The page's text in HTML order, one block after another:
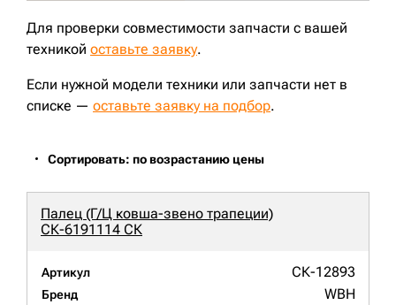
Для проверки совместимости запчасти с вашей
техникой оставьте заявку.
Если нужной модели техники или запчасти нет в
списке — оставьте заявку на подбор.
Сортировать: по возрастанию цены
Палец (Г/Ц ковша-звено трапеции)
СК-6191114 СК
Артикул СК-12893
Бренд WBH